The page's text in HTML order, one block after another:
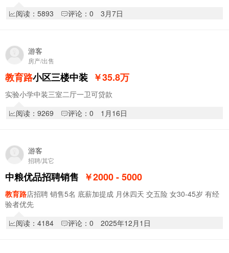
阅读：5893
评论：0 3月7日
游客
房产/出售
教育路小区三楼中装 ￥35.8万
实验小学中装三室二厅一卫可贷款
阅读：9269
评论：0 1月16日
游客
招聘/其它
中粮优品招聘销售 ￥2000 - 5000
教育路店招聘 销售5名 底薪加提成 月休四天 交五险 女30-45岁 有经
验者优先
阅读：4184
评论：0 2025年12月1日